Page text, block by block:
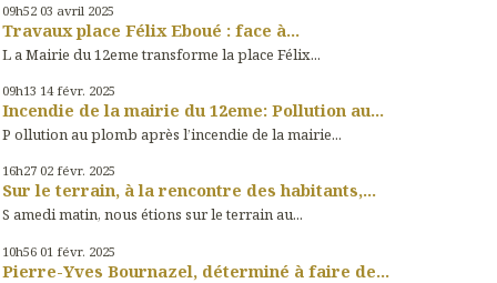
09h52 03 avril 2025
Travaux place Félix Eboué : face à...
L a Mairie du 12eme transforme la place Félix...
09h13 14 févr. 2025
Incendie de la mairie du 12eme: Pollution au...
P ollution au plomb après l’incendie de la mairie...
16h27 02 févr. 2025
Sur le terrain, à la rencontre des habitants,...
S amedi matin, nous étions sur le terrain au...
10h56 01 févr. 2025
Pierre-Yves Bournazel, déterminé à faire de...